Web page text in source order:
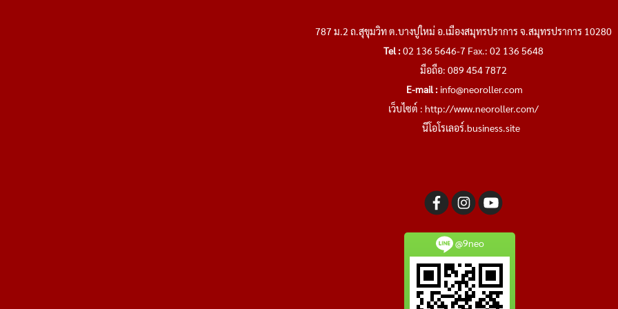
787 ม.2 ถ.สุขุมวิท ต.บางปูใหม่ อ.เมืองสมุทรปราการ จ.สมุทรปราการ 10280
Tel :02 136 5646-7 Fax.: 02 136 5648
มือถือ: 089 454 7872
E-mail : info@neoroller.com
เว็บไซต์ : http://www.neoroller.com/
นีโอโรเลอร์.business.site
@9neo